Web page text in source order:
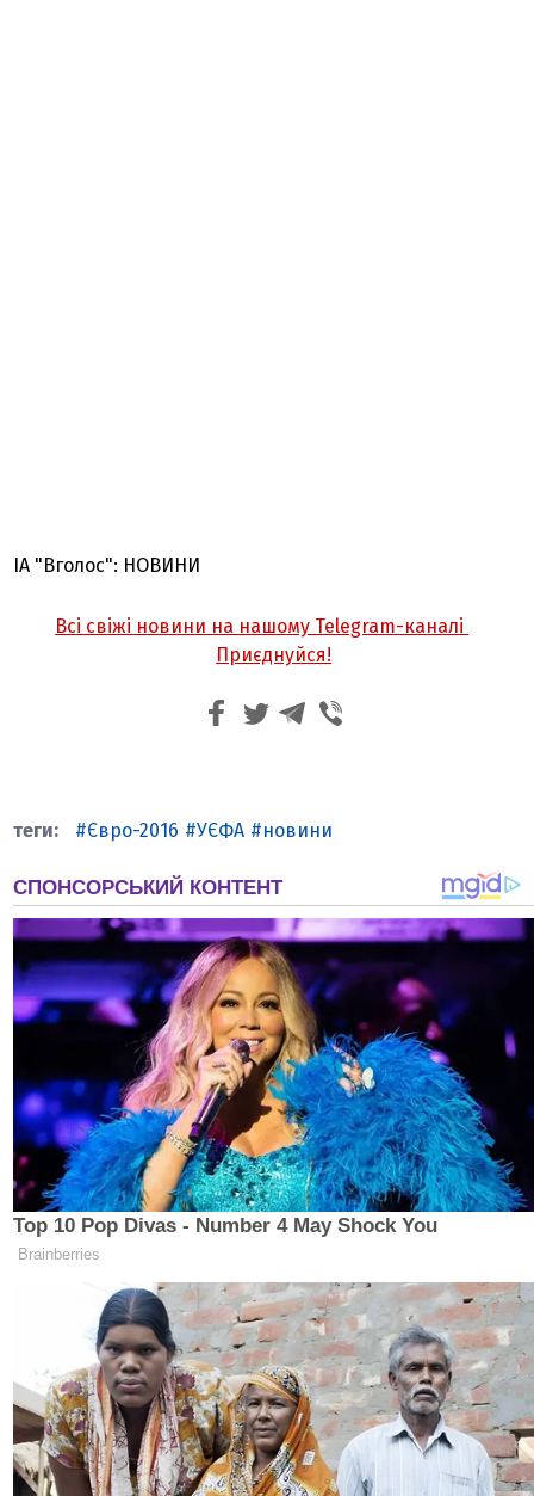
ІА "Вголос": НОВИНИ
Всі свіжі новини на нашому Telegram-каналі
Приєднуйся!
Євро-2016 УЄФА новини